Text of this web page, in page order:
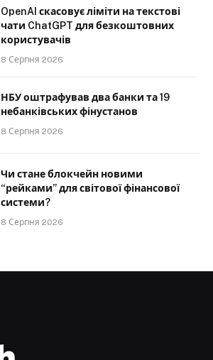
OpenAI скасовує ліміти на текстові
чати ChatGPT для безкоштовних
користувачів
8 Серпня 2026
НБУ оштрафував два банки та 19
небанківських фінустанов
8 Серпня 2026
Чи стане блокчейн новими
“рейками” для світової фінансової
системи?
8 Серпня 2026